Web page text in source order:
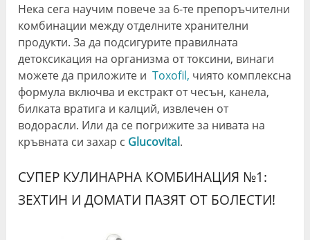
Нека сега научим повече за 6-те препоръчителни
комбинации между отделните хранителни
продукти. За да подсигурите правилната
детоксикация на организма от токсини, винаги
можете да приложите иToxofil, чиято комплексна
формула включва и екстракт от чесън, канела,
билката вратига и калций, извлечен от
водорасли. Или да се погрижите за нивата на
кръвната си захар с Glucovital.
СУПЕР КУЛИНАРНА КОМБИНАЦИЯ №1:
ЗЕХТИН И ДОМАТИ ПАЗЯТ ОТ БОЛЕСТИ!